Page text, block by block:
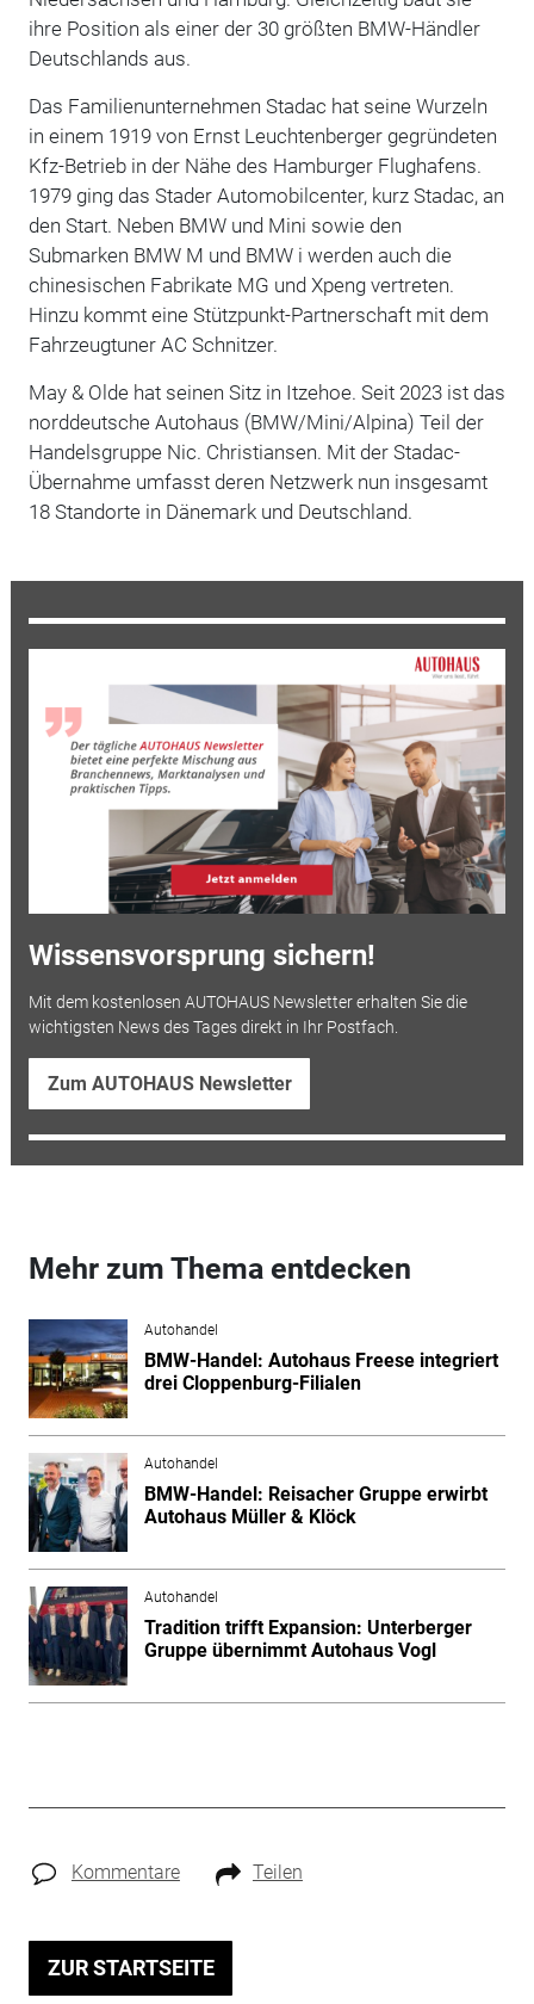
ihre Position als einer der 30 größten BMW-Händler
Deutschlands aus.
Das Familienunternehmen Stadac hat seine Wurzeln
in einem 1919 von Ernst Leuchtenberger gegründeten
Kfz-Betrieb in der Nähe des Hamburger Flughafens.
1979 ging das Stader Automobilcenter, kurz Stadac, an
den Start. Neben BMW und Mini sowie den
Submarken BMW M und BMW i werden auch die
chinesischen Fabrikate MG und Xpeng vertreten.
Hinzu kommt eine Stützpunkt-Partnerschaft mit dem
Fahrzeugtuner AC Schnitzer.
May & Olde hat seinen Sitz in Itzehoe. Seit 2023 ist das
norddeutsche Autohaus (BMW/Mini/Alpina) Teil der
Handelsgruppe Nic. Christiansen. Mit der Stadac-
Übernahme umfasst deren Netzwerk nun insgesamt
18 Standorte in Dänemark und Deutschland.
Wissensvorsprung sichern!
Mit dem kostenlosen AUTOHAUS Newsletter erhalten Sie die
wichtigsten News des Tages direkt in Ihr Postfach.
Zum AUTOHAUS Newsletter
Mehr zum Thema entdecken
Autohandel
BMW-Handel: Autohaus Freese integriert
drei Cloppenburg-Filialen
Autohandel
BMW-Handel: Reisacher Gruppe erwirbt
Autohaus Müller & Klöck
Autohandel
Tradition trifft Expansion: Unterberger
Gruppe übernimmt Autohaus Vogl
Kommentare Teilen
ZUR STARTSEITE